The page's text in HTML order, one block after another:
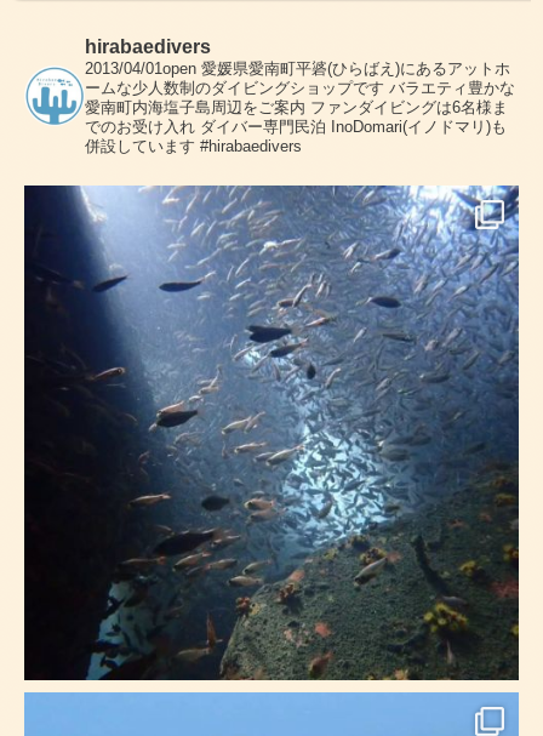
hirabaedivers
2013/04/01open 愛媛県愛南町平碆(ひらばえ)にあるアットホ
ームな少人数制のダイビングショップです バラエティ豊かな
愛南町内海塩子島周辺をご案内 ファンダイビングは6名様ま
でのお受け入れ ダイバー専門民泊 InoDomari(イノドマリ)も
併設しています #hirabaedivers